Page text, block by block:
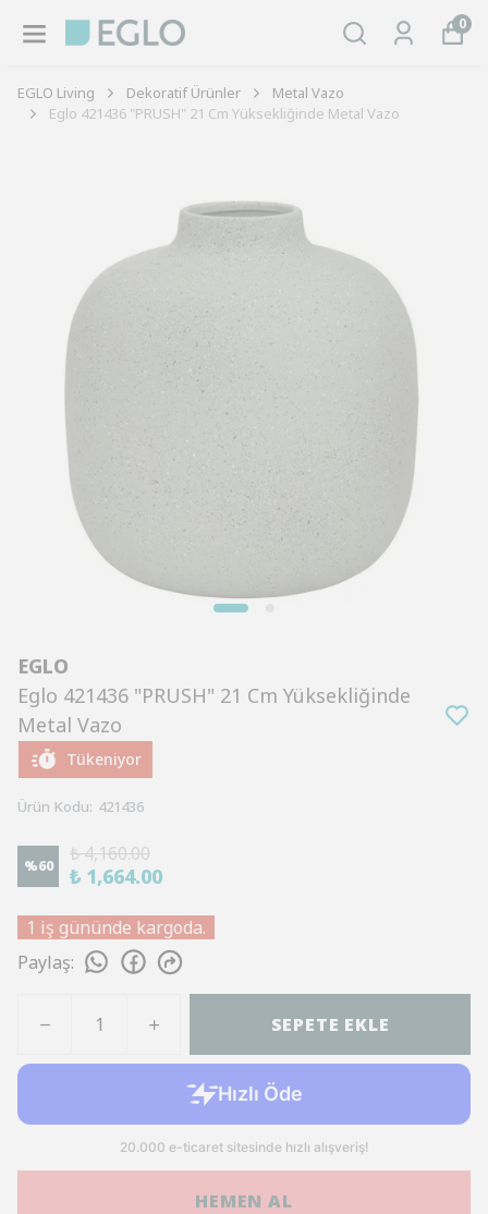
0
EGLO Living Dekoratif Ürünler
Metal Vazo
Eglo 421436 "PRUSH" 21 Cm Yüksekliğinde Metal Vazo
EGLO
Eglo 421436 "PRUSH" 21 Cm Yüksekliğinde
Metal Vazo
Tükeniyor
Ürün Kodu: 421436
%60
₺ 4,160.00
₺ 1,664.00
1 iş gününde kargoda.
Paylaş:
SEPETE EKLE
HEMEN AL